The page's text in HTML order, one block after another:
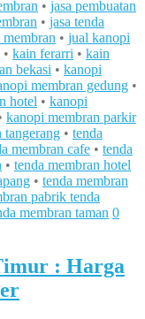
• jasa pembuatan
• jasa tenda
• jual kanopi
• kain ferarri • kain
bekasi • kanopi
membran gedung •
hotel • kanopi
kanopi membran parkir
tangerang • tenda
membran cafe • tenda
• tenda membran hotel
• tenda membran
pabrik tenda
membran taman 0
: Harga